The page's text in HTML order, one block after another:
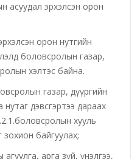
төв
хамгааллын газар
асуудал эрхэлсэн орон
орон нутгийн
боловсролын газар,
хэлтэс байна.
газар, дүүргийн
дэвсгэртээ дараах
хууль
байгуулах;
арга зүй, үнэлгээ,